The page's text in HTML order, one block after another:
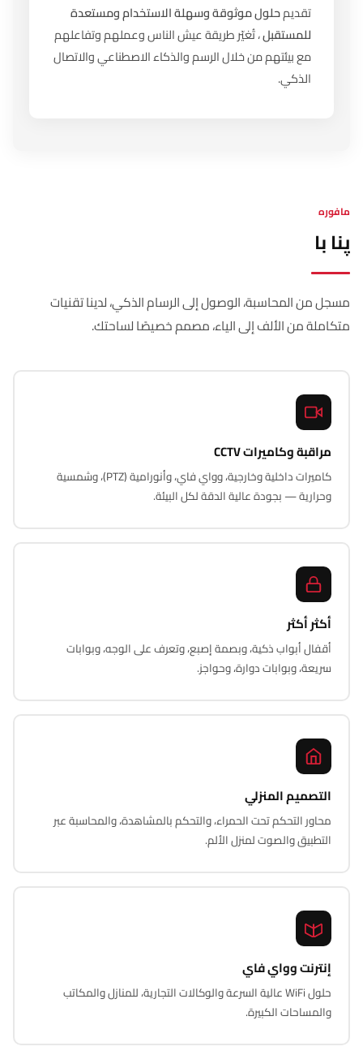
تقديمحلول موثوقة وسهلة الاستخدام ومستعدة
للمستقبل، تُغيّر طريقة عيش الناس وعملهم وتفاعلهم
مع بيئتهم من خلال الرسم والذكاء الاصطناعي والاتصال
الذكي.
مافوره
پنا با
مسجل من المحاسبة، الوصول إلى الرسام الذكي، لدينا تقنيات
متكاملة من الألف إلى الياء، مصمم خصيصًا لساحتك.
مراقبة وكاميرات CCTV
كاميرات داخلية وخارجية، وواي فاي، وأنورامية (PTZ)، وشمسية
وحرارية — بجودة عالية الدقة لكل البيئة.
أكثر أكثر
أقفال أبواب ذكية، وبصمة إصبع، وتعرف على الوجه، وبوابات
سريعة، وبوابات دوارة، وحواجز.
التصميم المنزلي
محاور التحكم تحت الحمراء، والتحكم بالمشاهدة، والمحاسبة عبر
التطبيق والصوت لمنزل الألم.
إنترنت وواي فاي
حلول WiFi عالية السرعة والوكالات التجارية، للمنازل والمكاتب
والمساحات الكبيرة.